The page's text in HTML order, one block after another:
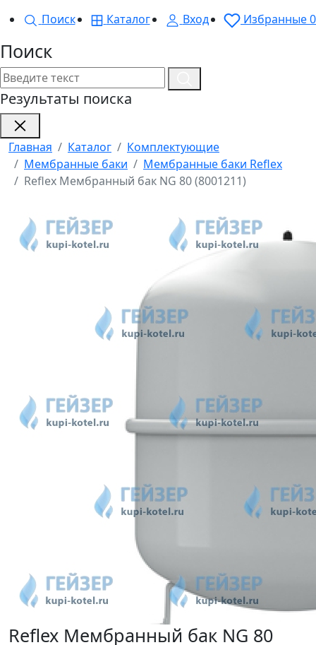
Поиск
Каталог Вход Избранные0
Поиск
Результаты поиска
Главная Каталог
Комплектующие
Мембранные баки
Мембранные баки Reflex
Reflex Мембранный бак NG 80 (8001211)
Reflex Мембранный бак NG 80